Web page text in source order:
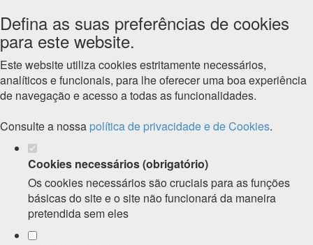
Defina as suas preferências de cookies
para este website.
Este website utiliza cookies estritamente necessários,
analíticos e funcionais, para lhe oferecer uma boa experiência
de navegação e acesso a todas as funcionalidades.
Consulte a nossa política de privacidade e de Cookies.
Cookies necessários (obrigatório)
Os cookies necessários são cruciais para as funções
básicas do site e o site não funcionará da maneira
pretendida sem eles